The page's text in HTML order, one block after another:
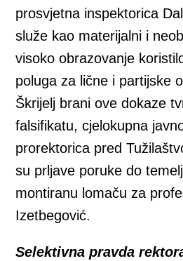
prosvjetna inspektorica
služe kao materijalni i
visoko obrazovanje
poluga za lične i partijske
Škrijelj brani ove dokaze
falsifikatu, cjelokupna
prorektorica pred
su prljave poruke do
montiranu lomaču za
Izetbegović.
Selektivna pravda